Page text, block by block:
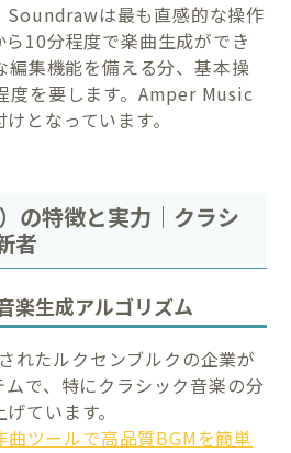
Soundrawは最も直感的な操作
10分程度で楽曲生成ができ
編集機能を備える分、基本操
度を要します。Amper Music
となっています。
の特徴と実力｜クラシ
者
楽生成アルゴリズム
れたルクセンブルクの企業が
で、特にクラシック音楽の分
ています。
曲ツールで高品質BGMを簡単